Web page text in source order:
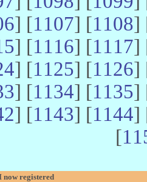
] [1107] [1108]
] [1116] [1117]
] [1125] [1126]
] [1134] [1135]
] [1143] [1144]
[
now registered